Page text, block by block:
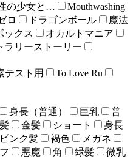
の少女と…
Mouthwashing
ロ ドラゴンボール
魔法
ックス
オカルトマニア
ラリーストーリー
テスト用
To Love Ru
身長（普通） 巨乳
普
金髪 ショート
身長
ピンク髪 褐色
メガネ
悪魔 角 緑髪
微乳